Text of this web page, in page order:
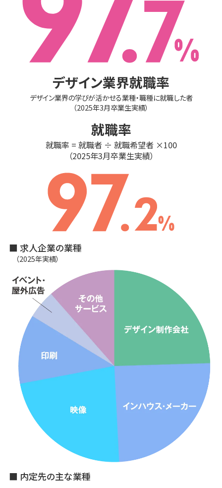
デザイン業界就職率
デザイン業界の学びが活かせる業種・職種に就職した者
（2025年3月卒業生実績）
就職率
就職率 = 就職者 ÷ 就職希望者 ×100
（2025年3月卒業生実績）
■ 求人企業の業種
（2025年実績）
■ 内定先の主な業種